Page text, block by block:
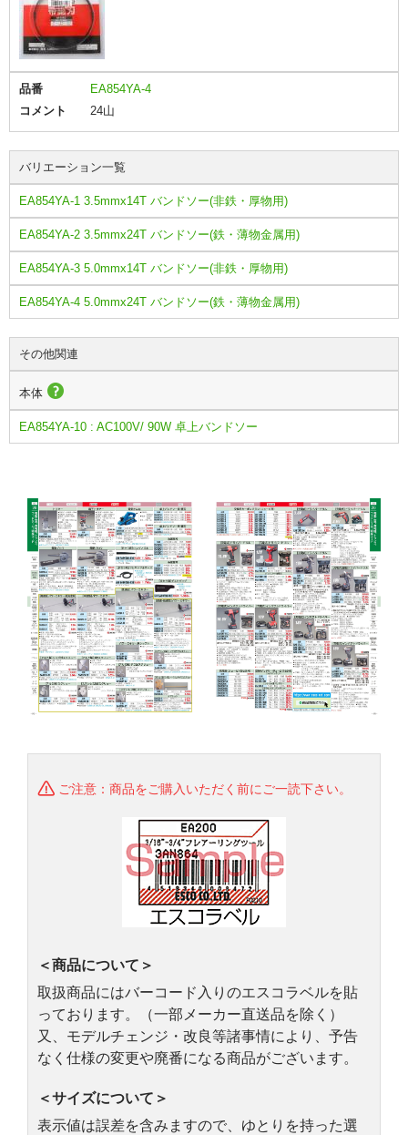
品番
EA854YA-4
コメント
24山
バリエーション一覧
EA854YA-1 3.5mmx14T バンドソー(非鉄・厚物用)
EA854YA-2 3.5mmx24T バンドソー(鉄・薄物金属用)
EA854YA-3 5.0mmx14T バンドソー(非鉄・厚物用)
EA854YA-4 5.0mmx24T バンドソー(鉄・薄物金属用)
その他関連
本体
EA854YA-10 : AC100V/ 90W 卓上バンドソー
ご注意：商品をご購入いただく前にご一読下さい。
＜商品について＞
取扱商品にはバーコード入りのエスコラベルを貼
っております。（一部メーカー直送品を除く）
又、モデルチェンジ・改良等諸事情により、予告
なく仕様の変更や廃番になる商品がございます。
＜サイズについて＞
表示値は誤差を含みますので、ゆとりを持った選